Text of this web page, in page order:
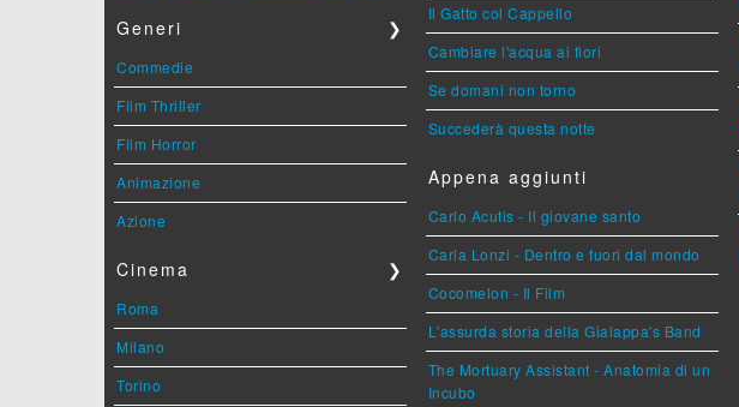
Generi ❯
Commedie
Film Thriller
Film Horror
Animazione
Azione
Cinema ❯
Roma
Milano
Torino
Il Gatto col Cappello
Cambiare l'acqua ai fiori
Se domani non torno
Succederà questa notte
Appena aggiunti
Carlo Acutis - Il giovane santo
Carla Lonzi - Dentro e fuori dal mondo
Cocomelon - Il Film
L'assurda storia della Gialappa's Band
The Mortuary Assistant - Anatomia di un
Incubo